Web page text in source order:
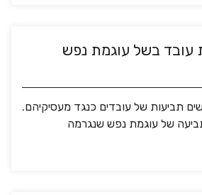
עובד בשל עוגמת נפש
תביעות של עובדים כנגד מעסיקיהם.
של עוגמת נפש שנגרמה